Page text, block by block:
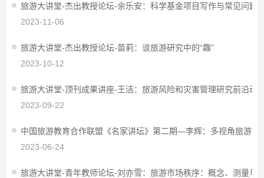
2023-11-06
旅游大讲堂-杰出教授论坛-余乐安：科学基金项目写作与常见问题
2023-10-12
旅游大讲堂-杰出教授论坛-苗莉：谈旅游研究中的“趣”
2023-09-22
旅游大讲堂-顶刊成果讲座-王洁：旅游风险和灾害管理研究前沿
2023-06-24
中国旅游教育合作联盟《名家讲坛》第二期—李辉：多视角旅游大
旅游大讲堂-青年教师论坛-刘亦雪：旅游市场秩序：概念、测量与